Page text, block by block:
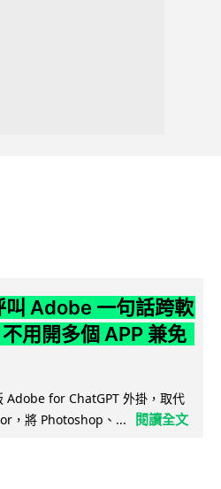
Adobe 一句話跨軟
用開多個 APP 兼免
Adobe for ChatGPT 外掛，取代
，將 Photoshop、...
閱讀全文